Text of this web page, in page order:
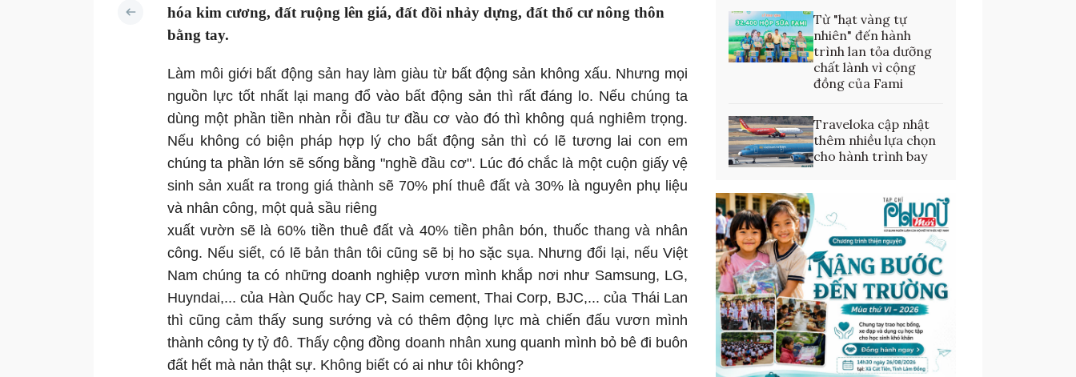
hóa kim cương, đất ruộng lên giá, đất đồi nhảy dựng, đất thổ cư nông thôn
bằng tay.
Làm môi giới bất động sản hay làm giàu từ bất động sản không xấu. Nhưng mọi
nguồn lực tốt nhất lại mang đổ vào bất động sản thì rất đáng lo. Nếu chúng ta
dùng một phần tiền nhàn rỗi đầu tư đầu cơ vào đó thì không quá nghiêm trọng.
Nếu không có biện pháp hợp lý cho bất động sản thì có lẽ tương lai con em
chúng ta phần lớn sẽ sống bằng "nghề đầu cơ". Lúc đó chắc là một cuộn giấy vệ
sinh sản xuất ra trong giá thành sẽ 70% phí thuê đất và 30% là nguyên phụ liệu
và nhân công, một quả sầu riêng
xuất vườn sẽ là 60% tiền thuê đất và 40% tiền phân bón, thuốc thang và nhân
công. Nếu siết, có lẽ bản thân tôi cũng sẽ bị ho sặc sụa. Nhưng đổi lại, nếu Việt
Nam chúng ta có những doanh nghiệp vươn mình khắp nơi như Samsung, LG,
Huyndai,... của Hàn Quốc hay CP, Saim cement, Thai Corp, BJC,... của Thái Lan
thì cũng cảm thấy sung sướng và có thêm động lực mà chiến đấu vươn mình
thành công ty tỷ đô. Thấy cộng đồng doanh nhân xung quanh mình bỏ bê đi buôn
đất hết mà nản thật sự. Không biết có ai như tôi không?
Từ "hạt vàng tự
nhiên" đến hành
trình lan tỏa dưỡng
chất lành vì cộng
đồng của Fami
Traveloka cập nhật
thêm nhiều lựa chọn
cho hành trình bay